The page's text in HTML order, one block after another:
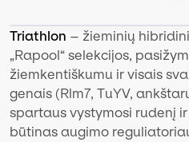
Triathlon – žieminių
„Rapool“ selekcijos,
žiemkentiškumu ir visais
genais (Rlm7, TuYV,
spartaus vystymosi rudenį
būtinas augimo